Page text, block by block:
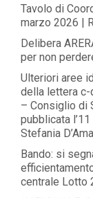
Tavolo di
marzo 2026 |
Delibera
per non
Ulteriori aree
della lettera
– Consiglio di
pubblicata
Stefania
Bando: si
centrale Lotto